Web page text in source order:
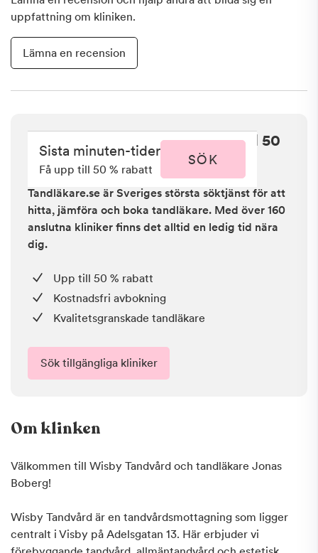
uppfattning om kliniken.
Lämna en recension
Sista minuten i Visby - få upp till 50
% rabatt
Tandläkare.se är Sveriges största söktjänst för att
hitta, jämföra och boka tandläkare. Med över 160
anslutna kliniker finns det alltid en ledig tid nära
dig.
Upp till 50 % rabatt
Kostnadsfri avbokning
Kvalitetsgranskade tandläkare
Sök tillgängliga kliniker
Sista minuten-tider
Få upp till 50 % rabatt
SÖK
Om klinken
Välkommen till Wisby Tandvård och tandläkare Jonas
Boberg!
Wisby Tandvård är en tandvårdsmottagning som ligger
centralt i Visby på Adelsgatan 13. Här erbjuder vi